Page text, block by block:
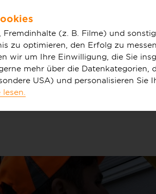
(z. B. Filme) und
zu optimieren, den Erfolg zu
wir um Ihre Einwilligung, die Sie
mehr über die Datenkategorien,
USA) und personalisieren Sie